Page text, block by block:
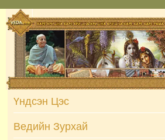
Skip
to
content
Үндсэн Цэс
Ведийн Зурхай